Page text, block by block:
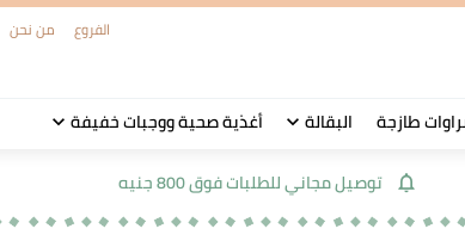
الفروع من نحن
طازجة البقالة أغذية صحية ووجبات خفيفة
notifications توصيل مجاني للطلبات فوق 800 جنيه